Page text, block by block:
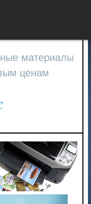
материалы
ценам